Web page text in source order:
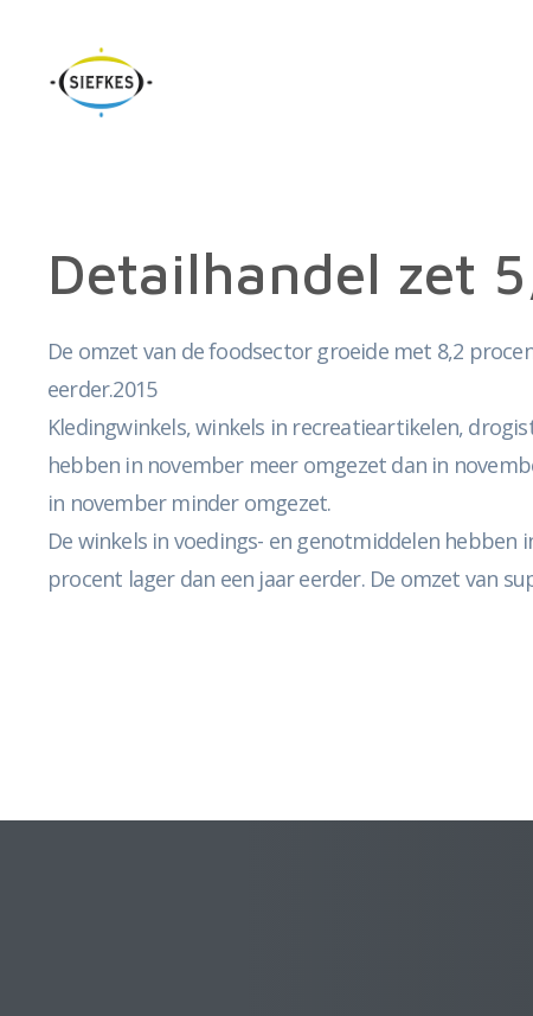
Detailhandel zet
De omzet van de foodsector groeide met 8,2
eerder.2015
Kledingwinkels, winkels in recreatieartikelen,
hebben in november meer omgezet dan in
in november minder omgezet.
De winkels in voedings- en genotmiddelen
procent lager dan een jaar eerder. De omzet van